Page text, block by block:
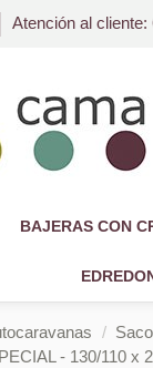
Atención al cliente:
BAJERAS CON
- 130/110 x